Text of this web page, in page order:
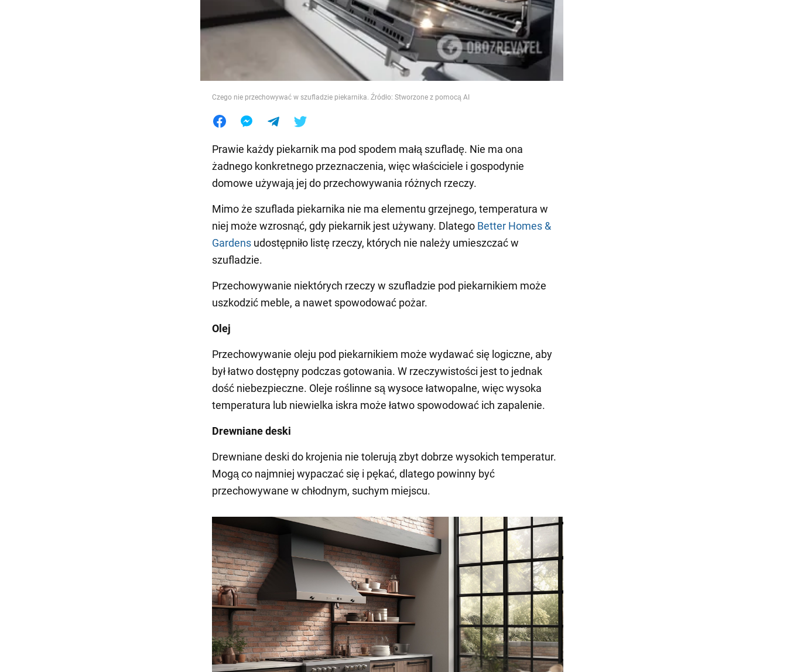
Jedzenie
Czego nie przechowywać w szufladzie piekarnika. Źródło: Stworzone z pomocą AI
Prawie każdy piekarnik ma pod spodem małą szufladę. Nie ma ona
żadnego konkretnego przeznaczenia, więc właściciele i gospodynie
domowe używają jej do przechowywania różnych rzeczy.
Mimo że szuflada piekarnika nie ma elementu grzejnego, temperatura w
niej może wzrosnąć, gdy piekarnik jest używany. Dlatego Better Homes &
Gardens udostępniło listę rzeczy, których nie należy umieszczać w
szufladzie.
Przechowywanie niektórych rzeczy w szufladzie pod piekarnikiem może
uszkodzić meble, a nawet spowodować pożar.
Olej
Przechowywanie oleju pod piekarnikiem może wydawać się logiczne, aby
był łatwo dostępny podczas gotowania. W rzeczywistości jest to jednak
dość niebezpieczne. Oleje roślinne są wysoce łatwopalne, więc wysoka
temperatura lub niewielka iskra może łatwo spowodować ich zapalenie.
Drewniane deski
Drewniane deski do krojenia nie tolerują zbyt dobrze wysokich temperatur.
Mogą co najmniej wypaczać się i pękać, dlatego powinny być
przechowywane w chłodnym, suchym miejscu.